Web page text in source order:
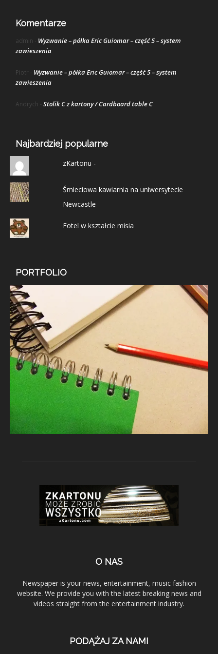
Komentarze
admin - Wyzwanie – półka Eric Guiomar – część 5 – system
zawieszenia
Piotr - Wyzwanie – półka Eric Guiomar – część 5 – system
zawieszenia
Andrych - Stolik C z kartony / Cardboard table C
Najbardziej popularne
zKartonu -
Śmieciowa kawiarnia na uniwersytecie
Newcastle
Fotel w kształcie misia
PORTFOLIO
O NAS
Newspaper is your news, entertainment, music fashion
website. We provide you with the latest breaking news and
videos straight from the entertainment industry.
PODĄŻAJ ZA NAMI